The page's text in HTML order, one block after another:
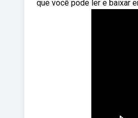
que você pode ler e baixar